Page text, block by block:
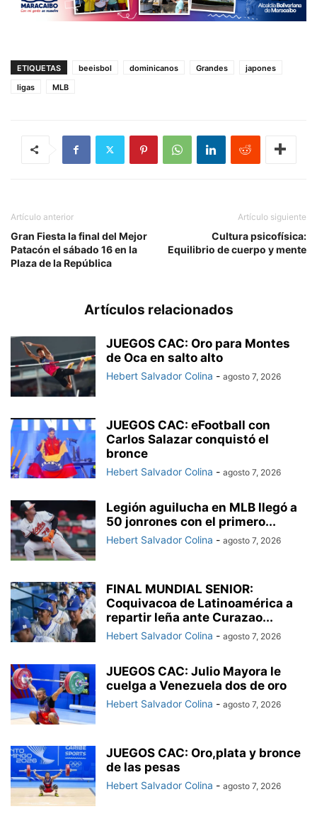
ETIQUETAS beeisbol dominicanos Grandes
japones
ligas
MLB
Artículo anterior
Gran Fiesta la final del Mejor
Patacón el sábado 16 en la
Plaza de la República
Artículo siguiente
Cultura psicofísica:
Equilibrio de cuerpo y mente
Artículos relacionados
JUEGOS CAC: Oro para Montes
de Oca en salto alto
Hebert Salvador Colina - agosto 7, 2026
JUEGOS CAC: eFootball con
Carlos Salazar conquistó el
bronce
Hebert Salvador Colina - agosto 7, 2026
Legión aguilucha en MLB llegó a
50 jonrones con el primero...
Hebert Salvador Colina - agosto 7, 2026
FINAL MUNDIAL SENIOR:
Coquivacoa de Latinoamérica a
repartir leña ante Curazao...
Hebert Salvador Colina - agosto 7, 2026
JUEGOS CAC: Julio Mayora le
cuelga a Venezuela dos de oro
Hebert Salvador Colina - agosto 7, 2026
JUEGOS CAC: Oro,plata y bronce
de las pesas
Hebert Salvador Colina - agosto 7, 2026